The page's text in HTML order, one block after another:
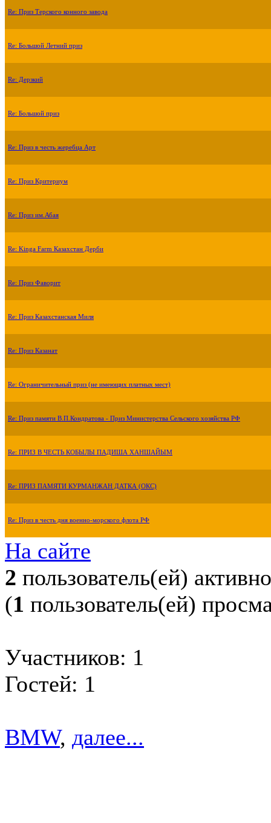
Re: Приз Терского конного завода
Re: Большой Летний приз
Re: Дерзкий
Re: Большой приз
Re: Приз в честь жеребца Арт
Re: Приз Критериум
Re: Приз им.Абая
Re: Kinga Farm Казахстан Дерби
Re: Приз Фаворит
Re: Приз Казахстанская Миля
Re: Приз Казанат
Re: Ограничительный приз (не имеющих платных мест)
Re: Приз памяти В.П.Кондратова - Приз Министерства Сельского хозяйства РФ
Re: ПРИЗ В ЧЕСТЬ КОБЫЛЫ ПАДИША ХАНШАЙЫМ
Re: ПРИЗ ПАМЯТИ КУРМАНЖАН ДАТКА (ОКС)
Re: Приз в честь дня военно-морского флота РФ
На сайте
2 пользователь(ей) активно
(1 пользователь(ей)
Участников: 1
Гостей: 1
BMW, далее...